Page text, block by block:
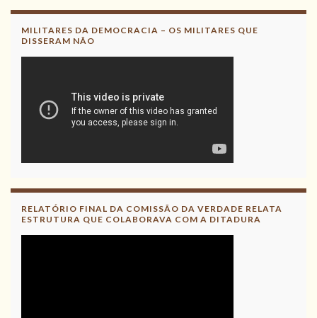
MILITARES DA DEMOCRACIA – OS MILITARES QUE
DISSERAM NÃO
RELATÓRIO FINAL DA COMISSÃO DA VERDADE RELATA
ESTRUTURA QUE COLABORAVA COM A DITADURA